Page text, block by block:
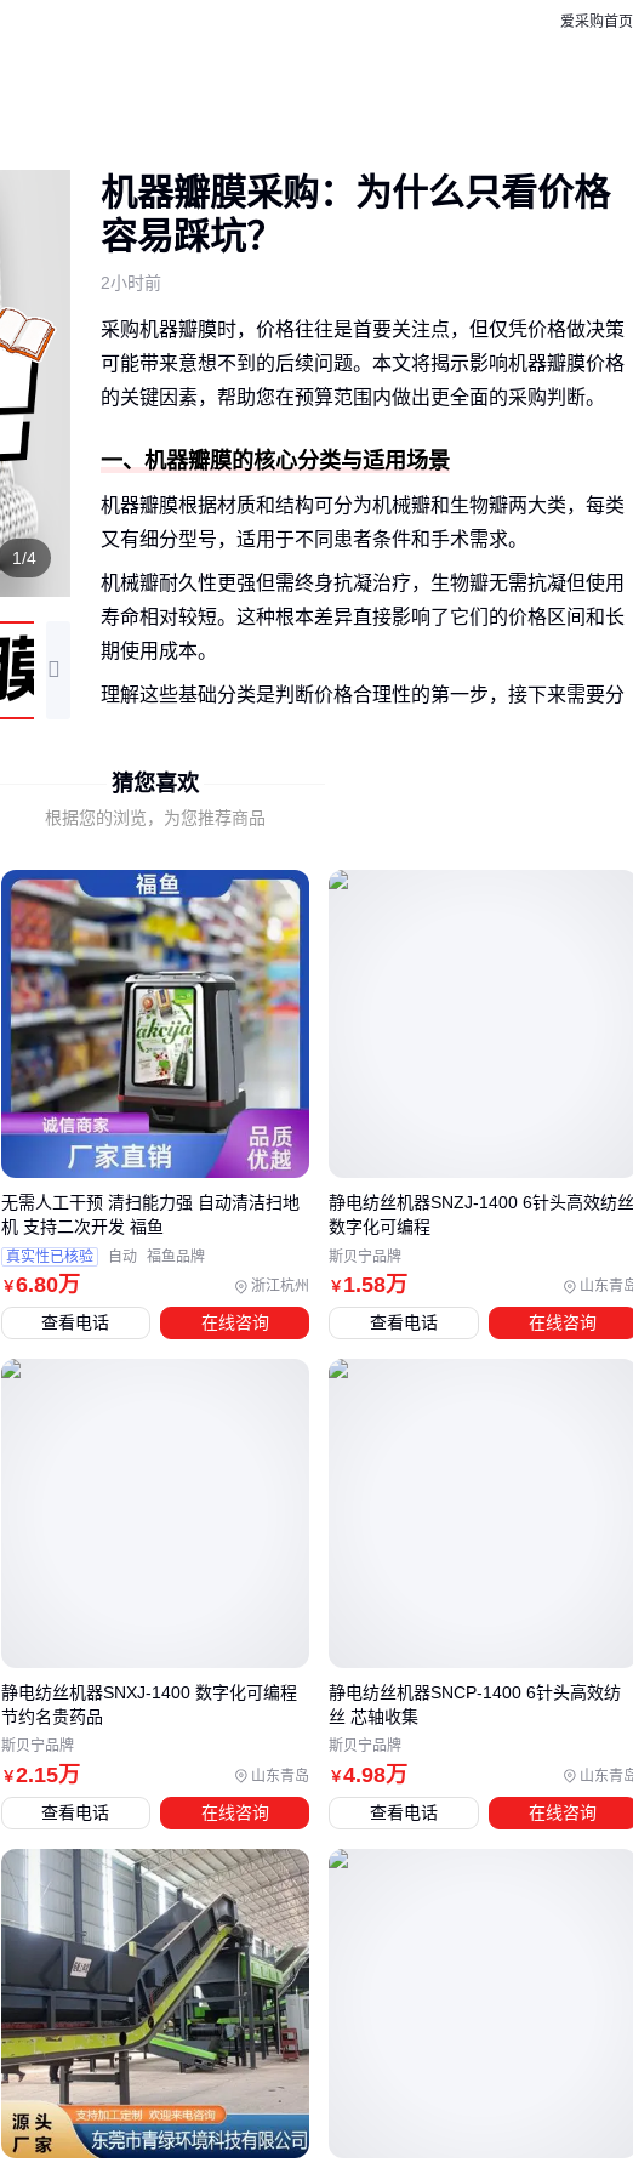
爱采购首页
1/4
机器瓣膜采购：为什么只看价格
容易踩坑？
2小时前
采购机器瓣膜时，价格往往是首要关注点，但仅凭价格做决策
可能带来意想不到的后续问题。本文将揭示影响机器瓣膜价格
的关键因素，帮助您在预算范围内做出更全面的采购判断。
一、机器瓣膜的核心分类与适用场景
机器瓣膜根据材质和结构可分为机械瓣和生物瓣两大类，每类
又有细分型号，适用于不同患者条件和手术需求。
机械瓣耐久性更强但需终身抗凝治疗，生物瓣无需抗凝但使用
寿命相对较短。这种根本差异直接影响了它们的价格区间和长
期使用成本。
理解这些基础分类是判断价格合理性的第一步，接下来需要分
二、为什么同类型机器瓣膜价格差异显著？
数倍，这主要受三个关键因素影响：
材料工艺：更先进的材料能提高耐久性和血液相容性，但研
发和生产成本更高
设计复杂度：特殊设计如双叶瓣结构会影响制造难度和成品
率
临床验证：通过严格临床试验的产品通常定价更高
这些差异不仅体现在采购价格上，更会影响术后并发症风险、
再次手术概率等长期医疗成本。
在预算范围内，应该优先考虑那些在关键性能指标上达到临床
要求的产品，而非单纯选择最低价选项。
三、如何在预算和需求之间找到平衡？
选择机器瓣膜时，价格固然重要，但更重要的是匹配实际使用
场景和患者需求。以下是两种常见的选型策略：
在某些情况下，心脏支架可以作为机器瓣膜的替代方案，特别
是对于特定类型的心脏病患者。支架手术通常创伤更小，恢复
更快，但适用场景有限，需严格评估患者条件。
选型时还需考虑手术团队的经验和设备兼容性。不同品牌的机
器瓣膜可能需要特定的手术技术和配套工具，这些因素都会影
响最终的手术效果和长期使用成本。
综合评估预算、患者需求和手术条件后，才能做出最合适的选
型决策。接下来，需要考虑哪些配套设备来确保手术的顺利进
行？
四、采购机器瓣膜后，哪些配套设备容易被忽略？
机器瓣膜的实际使用效果不仅取决于瓣膜本身，还与配套设备
的适配性密切相关。许多采购者在完成主设备采购后，才发现
猜您喜欢
根据您的浏览，为您推荐商品
￥6.80万 浙江杭州
无需人工干预 清扫能力强 自动清洁扫地
机 支持二次开发 福鱼
真实性已核验 自动 福鱼品牌
查看电话 在线咨询
￥ 1.58万 山东青
静电纺丝机器SNZJ-1400 6针头高效纺丝
数字化可编程
斯贝宁品牌
查看电话 在线咨询
￥2.15万 山东青岛
静电纺丝机器SNXJ-1400 数字化可编程
节约名贵药品
斯贝宁品牌
查看电话 在线咨询
￥4.98万 山东青
静电纺丝机器SNCP-1400 6针头高效纺
丝 芯轴收集
斯贝宁品牌
查看电话 在线咨询